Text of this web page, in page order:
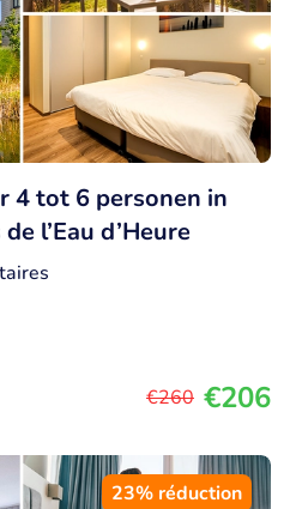
4 tot 6 personen in
l’Eau d’Heure
€260 €206
23% réduction